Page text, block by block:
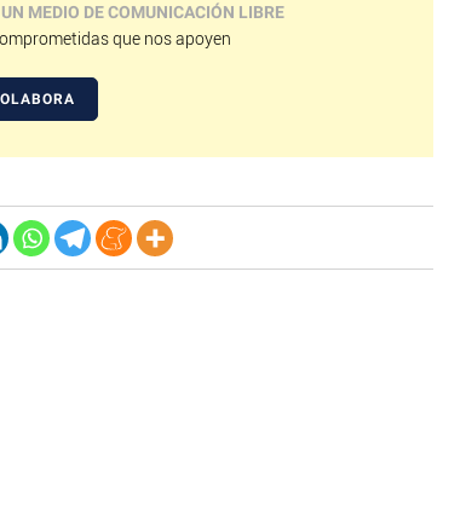
MEDIO DE COMUNICACIÓN LIBRE
que nos apoyen